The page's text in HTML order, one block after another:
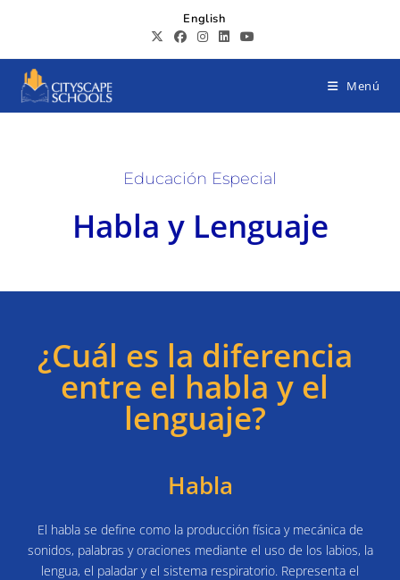
English
Menú
Educación Especial
Habla y Lenguaje
¿Cuál es la diferencia
entre el habla y el
lenguaje?
Habla
El habla se define como la producción física y mecánica de
sonidos, palabras y oraciones mediante el uso de los labios, la
lengua, el paladar y el sistema respiratorio. Representa el